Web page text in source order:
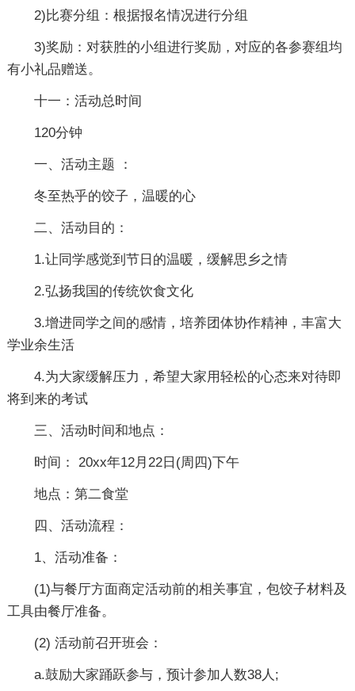
2)比赛分组：根据报名情况进行分组
3)奖励：对获胜的小组进行奖励，对应的各参赛组均
有小礼品赠送。
十一：活动总时间
120分钟
一、活动主题 ：
冬至热乎的饺子，温暖的心
二、活动目的：
1.让同学感觉到节日的温暖，缓解思乡之情
2.弘扬我国的传统饮食文化
3.增进同学之间的感情，培养团体协作精神，丰富大
学业余生活
4.为大家缓解压力，希望大家用轻松的心态来对待即
将到来的考试
三、活动时间和地点：
时间： 20xx年12月22日(周四)下午
地点：第二食堂
四、活动流程：
1、活动准备：
(1)与餐厅方面商定活动前的相关事宜，包饺子材料及
工具由餐厅准备。
(2) 活动前召开班会：
a.鼓励大家踊跃参与，预计参加人数38人;